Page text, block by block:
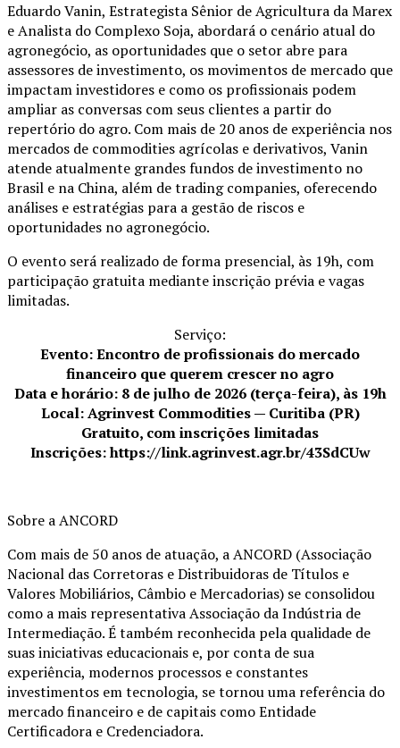
Eduardo Vanin, Estrategista Sênior de Agricultura da Marex
e Analista do Complexo Soja, abordará o cenário atual do
agronegócio, as oportunidades que o setor abre para
assessores de investimento, os movimentos de mercado que
impactam investidores e como os profissionais podem
ampliar as conversas com seus clientes a partir do
repertório do agro. Com mais de 20 anos de experiência nos
mercados de commodities agrícolas e derivativos, Vanin
atende atualmente grandes fundos de investimento no
Brasil e na China, além de trading companies, oferecendo
análises e estratégias para a gestão de riscos e
oportunidades no agronegócio.
O evento será realizado de forma presencial, às 19h, com
participação gratuita mediante inscrição prévia e vagas
limitadas.
Serviço:
Evento: Encontro de profissionais do mercado
financeiro que querem crescer no agro
Data e horário: 8 de julho de 2026 (terça-feira), às 19h
Local: Agrinvest Commodities — Curitiba (PR)
Gratuito, com inscrições limitadas
Inscrições: https://link.agrinvest.agr.br/43SdCUw
Sobre a ANCORD
Com mais de 50 anos de atuação, a ANCORD (Associação
Nacional das Corretoras e Distribuidoras de Títulos e
Valores Mobiliários, Câmbio e Mercadorias) se consolidou
como a mais representativa Associação da Indústria de
Intermediação. É também reconhecida pela qualidade de
suas iniciativas educacionais e, por conta de sua
experiência, modernos processos e constantes
investimentos em tecnologia, se tornou uma referência do
mercado financeiro e de capitais como Entidade
Certificadora e Credenciadora.